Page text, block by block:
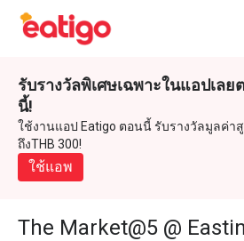
รับรางวัลพิเศษเฉพาะในแอปเลย
นี้!
ใช้งานแอป Eatigo ตอนนี้ รับรางวัลมูลค่า
ถึงTHB 300!
ใช้แอพ
The Market@5 @